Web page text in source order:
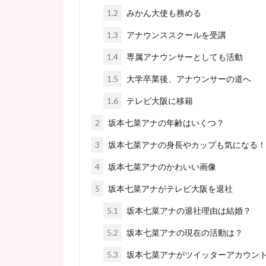
1.2 みかん大使も務める
1.3 アナウンススクールを受講
1.4 専属アナウンサーとしても活動
1.5 大学卒業後、アナウンサーの道へ
1.6 テレビ大阪に移籍
2 坂本七菜アナの年齢はいくつ？
3 坂本七菜アナの身長やカップも気になる！
4 坂本七菜アナのかわいい画像
5 坂本七菜アナがテレビ大阪を退社
5.1 坂本七菜アナの退社理由は結婚？
5.2 坂本七菜アナの現在の活動は？
5.3 坂本七菜アナがツイッターアカウン